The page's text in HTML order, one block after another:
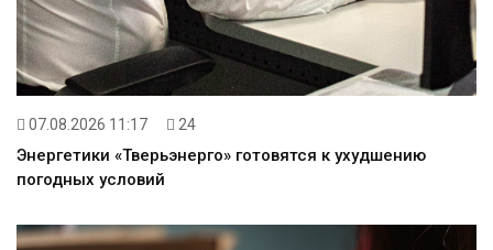
07.08.2026 11:17 24
Энергетики «Тверьэнерго» готовятся к ухудшению
погодных условий